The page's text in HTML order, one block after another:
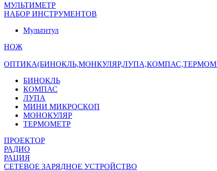
МУЛЬТИМЕТР
НАБОР ИНСТРУМЕНТОВ
Мультитул
НОЖ
БИНОКЛЬ
КОМПАС
ЛУПА
МИНИ МИКРОСКОП
МОНОКУЛЯР
ТЕРМОМЕТР
ПРОЕКТОР
РАДИО
РАЦИЯ
СЕТЕВОЕ ЗАРЯДНОЕ УСТРОЙСТВО